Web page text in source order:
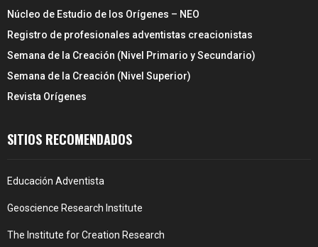
Núcleo de Estudio de los Orígenes – NEO
Registro de profesionales adventistas creacionistas
Semana de la Creación (Nivel Primario y Secundario)
Semana de la Creación (Nivel Superior)
Revista Orígenes
SITIOS RECOMENDADOS
Educación Adventista
Geoscience Research Institute
The Institute for Creation Research